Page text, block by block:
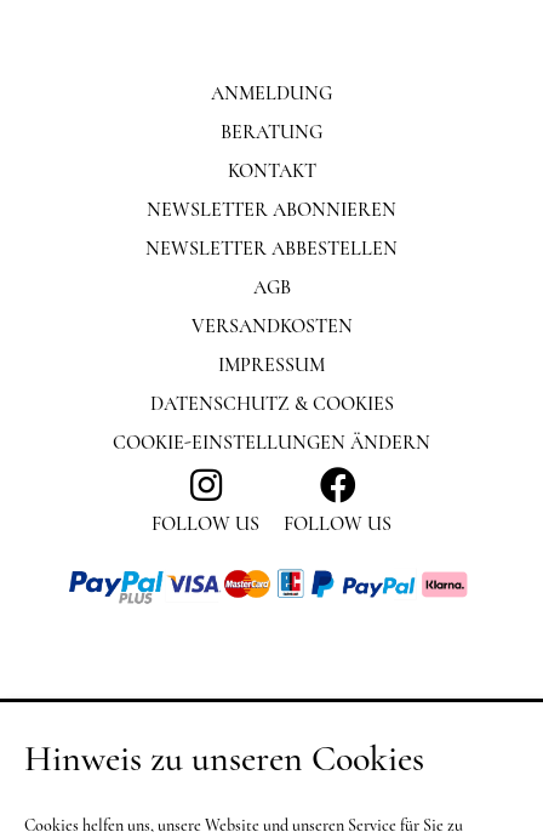
ANMELDUNG
BERATUNG
KONTAKT
NEWSLETTER ABONNIEREN
NEWSLETTER ABBESTELLEN
FOLLOW US FOLLOW US
AGB
VERSANDKOSTEN
IMPRESSUM
DATENSCHUTZ & COOKIES
COOKIE-EINSTELLUNGEN ÄNDERN
Hinweis zu unseren Cookies
Cookies helfen uns, unsere Website und unseren Service für Sie zu